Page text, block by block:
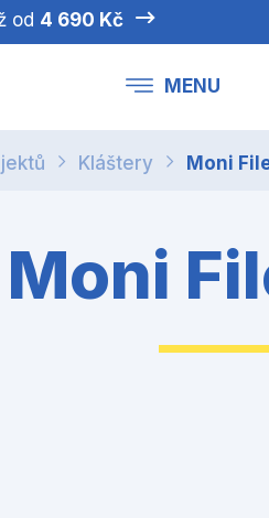
od 4 690 Kč
MENU
Kláštery Moni
Moni